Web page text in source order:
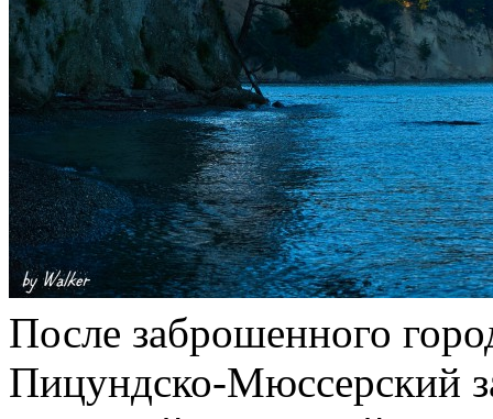
После заброшенного
Пицундско-Мюссерский